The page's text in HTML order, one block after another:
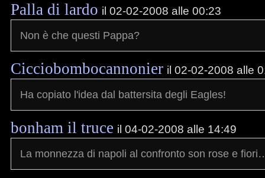
Palla di lardo il 02-02-2008 alle 00:23
Non è che questi Pappa?
Cicciobombocannonier il 02-02-2008 alle
Ha copiato l'idea dal battersita degli Eagles!
bonham il truce il 04-02-2008 alle 14:49
La monnezza di napoli al confronto son rose e